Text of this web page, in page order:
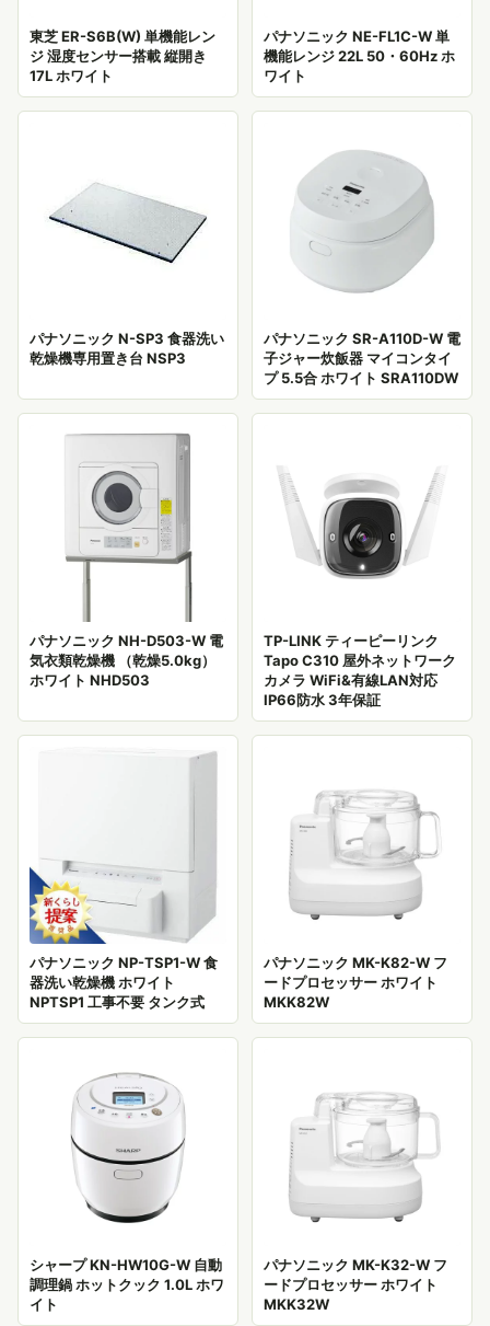
東芝 ER-S6B(W) 単機能レン
ジ 湿度センサー搭載 縦開き
17L ホワイト
パナソニック NE-FL1C-W 単
機能レンジ 22L 50・60Hz ホ
ワイト
パナソニック N-SP3 食器洗い
乾燥機専用置き台 NSP3
パナソニック SR-A110D-W 電
子ジャー炊飯器 マイコンタイ
プ 5.5合 ホワイト SRA110DW
パナソニック NH-D503-W 電
気衣類乾燥機 （乾燥5.0kg）
ホワイト NHD503
TP-LINK ティーピーリンク
Tapo C310 屋外ネットワーク
カメラ WiFi&有線LAN対応
IP66防水 3年保証
パナソニック NP-TSP1-W 食
器洗い乾燥機 ホワイト
NPTSP1 工事不要 タンク式
パナソニック MK-K82-W フ
ードプロセッサー ホワイト
MKK82W
シャープ KN-HW10G-W 自動
調理鍋 ホットクック 1.0L ホワ
イト
パナソニック MK-K32-W フ
ードプロセッサー ホワイト
MKK32W